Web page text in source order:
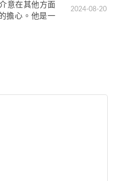
意在其他方面
擔心。他是一
2024-08-20